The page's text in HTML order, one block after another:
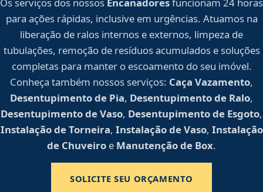
Os serviços dos nossos Encanadoresfuncionam 24 horas
para ações rápidas, inclusive em urgências. Atuamos na
liberação de ralos internos e externos, limpeza de
tubulações, remoção de resíduos acumulados e soluções
completas para manter o escoamento do seu imóvel.
Conheça também nossos serviços: Caça Vazamento,
Desentupimento de Pia, Desentupimento de Ralo,
Desentupimento de Vaso, Desentupimento de Esgoto,
Instalação de Torneira, Instalação de Vaso, Instalação
de Chuveiro e Manutenção de Box.
SOLICITE SEU ORÇAMENTO